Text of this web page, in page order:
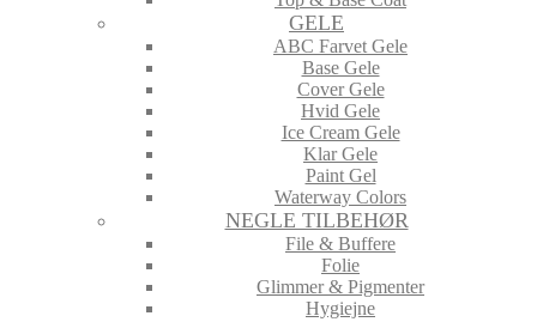
GELE
ABC Farvet Gele
Base Gele
Cover Gele
Hvid Gele
Ice Cream Gele
Klar Gele
Paint Gel
Waterway Colors
NEGLE TILBEHØR
File & Buffere
Folie
Glimmer & Pigmenter
Hygiejne